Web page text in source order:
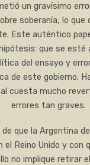
un gravísimo
soberanía, lo que
Este auténtico
que se esté
del ensayo y
de este gobierno.
cuesta mucho
errores tan graves.
que la Argentina
el Reino Unido y con
no implique retirar